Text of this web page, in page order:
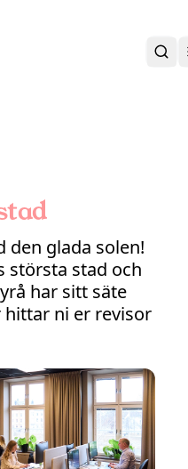
den glada solen!
största stad och
har sitt säte
hittar ni er revisor